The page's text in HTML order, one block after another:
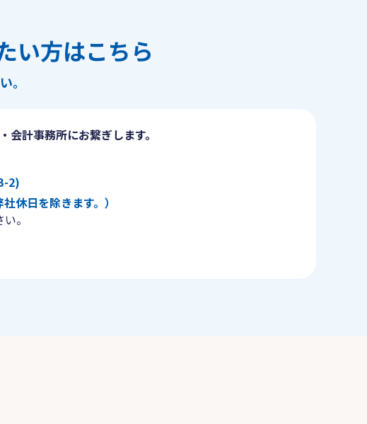
い方はこちら
。
計事務所にお繋ぎします。
2)
休日を除きます。）
。